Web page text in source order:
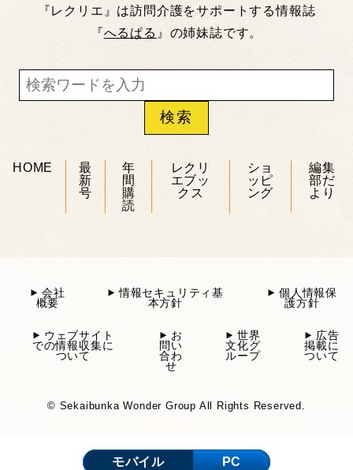
『レクリエ』は訪問介護をサポートする情報誌
『へるぱる 』の姉妹誌です。
HOME
最
新
号
年
間
購
読
レクリ
エブッ
クス
ショ
ッピ
ング
編集
部だ
より
会社
概要
情報セキュリティ基
本方針
個人情報保
護方針
ウェブサイト
での情報収集に
ついて
お
問い
合わ
せ
世界
文化グ
ループ
広告
掲載に
ついて
© Sekaibunka Wonder Group All Rights Reserved.
モバイル PC